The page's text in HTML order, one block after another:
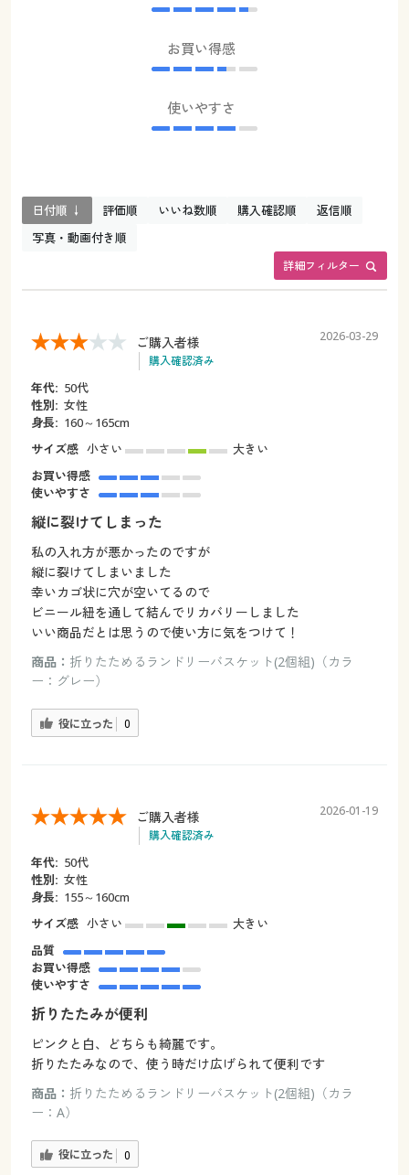
お買い得感
使いやすさ
詳細フィルター
日付順 ↓ 評価順 いいね数順 購入確認順
返信順
写真・動画付き順
ご購入者様
購入確認済み
2026-03-29
年代: 50代
性別: 女性
身長: 160～165cm
サイズ感 小さい
大きい
お買い得感
使いやすさ
縦に裂けてしまった
私の入れ方が悪かったのですが
縦に裂けてしまいました
幸いカゴ状に穴が空いてるので
ビニール紐を通して結んでリカバリーしました
いい商品だとは思うので使い方に気をつけて！
商品： 折りたためるランドリーバスケット(2個組)（カラ
ー：グレー）
役に立った 0
ご購入者様
購入確認済み
2026-01-19
年代: 50代
性別: 女性
身長: 155～160cm
サイズ感 小さい
大きい
品質
お買い得感
使いやすさ
折りたたみが便利
ピンクと白、どちらも綺麗です。
折りたたみなので、使う時だけ広げられて便利です
商品： 折りたためるランドリーバスケット(2個組)（カラ
ー：A）
役に立った 0